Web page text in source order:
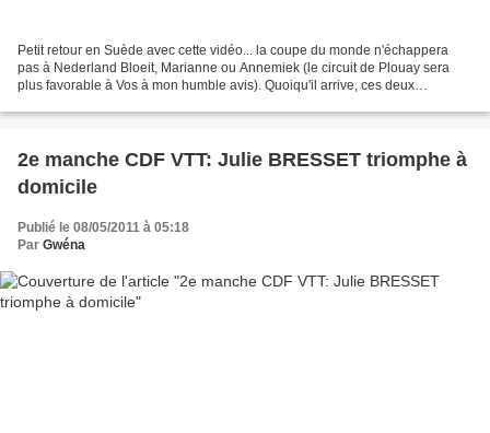
Petit retour en Suède avec cette vidéo... la coupe du monde n'échappera
pas à Nederland Bloeit, Marianne ou Annemiek (le circuit de Plouay sera
plus favorable à Vos à mon humble avis). Quoiqu'il arrive, ces deux
2e manche CDF VTT: Julie BRESSET triomphe à
domicile
Publié le 08/05/2011 à 05:18
Par Gwéna